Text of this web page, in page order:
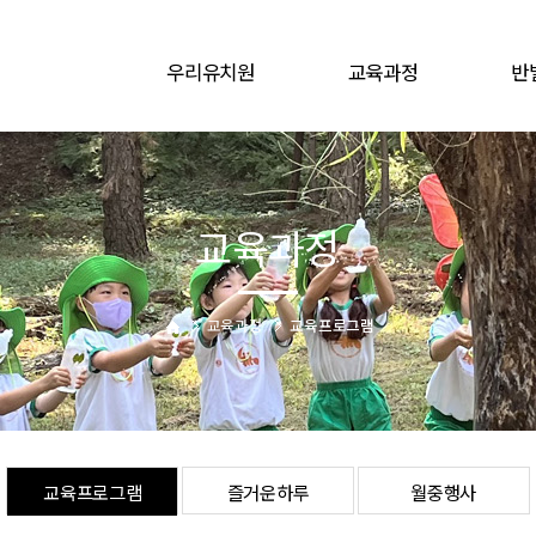
우리유치원
인사말
원훈ㆍ원가
유치원 연혁
유치원 현황
교육목표
오시는길
교육과정
교육프로그램
즐거운하루
월중행사
반
교육프로그램 즐거운하루 월중행사
교육과정 교육프로그램
교육과정